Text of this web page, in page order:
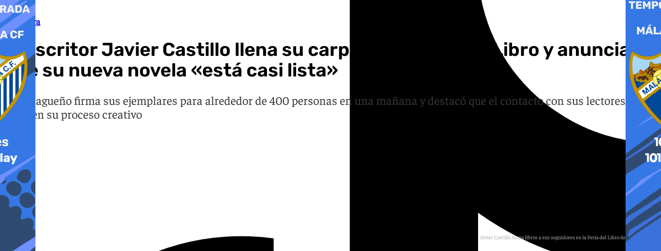
Literatura
El escritor Javier Castillo llena su carpa en la Feria del Libro y anuncia
que su nueva novela «está casi lista»
El malagueño firma sus ejemplares para alrededor de 400 personas en una mañana y destacó que el contacto con sus lectores es
clave en su proceso creativo
Javier Castillo firma libros a sus seguidores en la Feria del Libro de Madrid 2026.